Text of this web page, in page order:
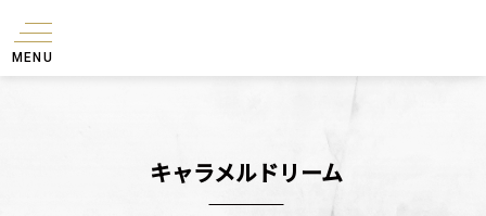
MENU
キャラメルドリーム